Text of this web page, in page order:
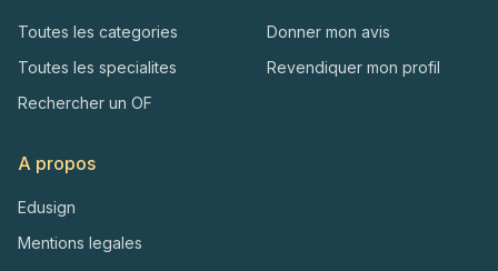
Toutes les categories
Toutes les specialites
Rechercher un OF
Donner mon avis
Revendiquer mon profil
A propos
Edusign
Mentions legales